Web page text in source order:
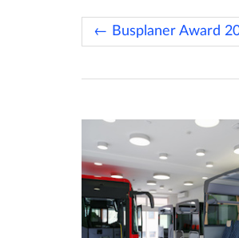
← Busplaner Award